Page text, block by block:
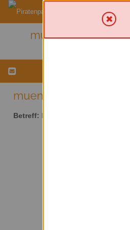
muenster - Kreis
Menü
muenster AT
Betreff: